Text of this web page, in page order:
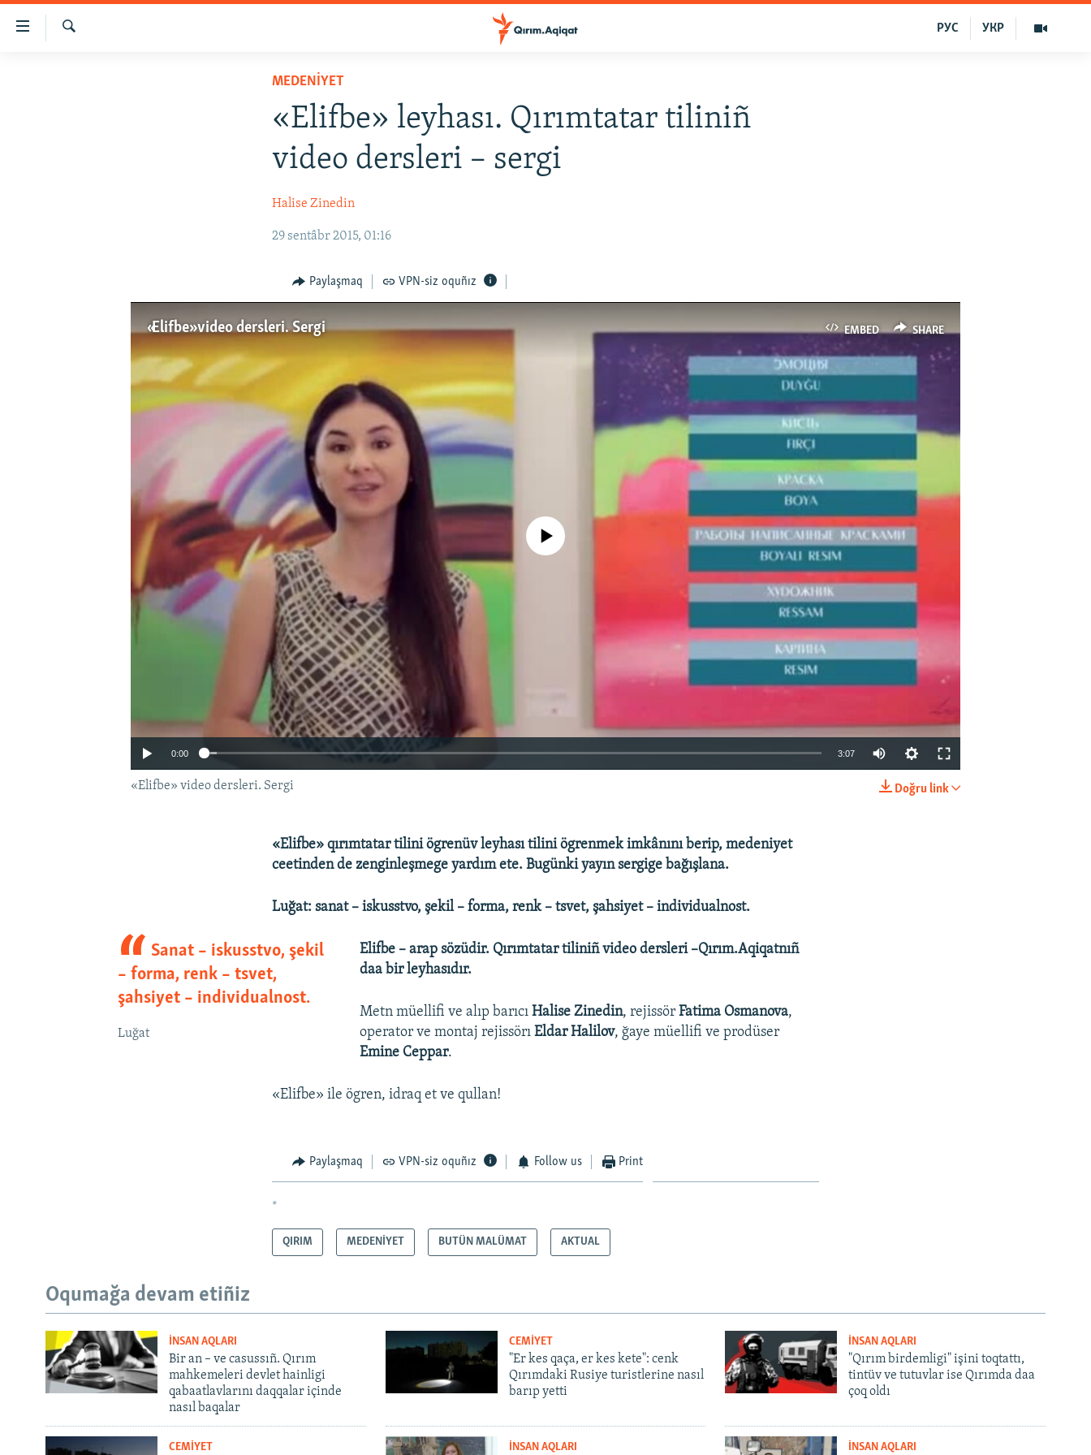
açıqlığı
УКР
РУС
MEDENİYET
«Elifbe» leyhası. Qırımtatar tiliniñ
video dersleri – sergi
Halise Zinedin
29 sentâbr 2015, 01:16
Paylaşmaq VPN-siz oquñız
EMBED SHARE
«Elifbe» video dersleri. Sergi
SHARE
No media source currently available
0:00 3:07
Doğru link
«Elifbe» video dersleri. Sergi
«Elifbe» qırımtatar tilini ögrenüv leyhası tilini ögrenmek imkânını berip, medeniyet
ceetinden de zenginleşmege yardım ete. Bugünki yayın sergige bağışlana.
Luğat: sanat – iskusstvo, şekil – forma, renk – tsvet, şahsiyet – individualnost.
Sanat – iskusstvo, şekil
– forma, renk – tsvet,
şahsiyet – individualnost.
Luğat
Elifbe – arap sözüdir. Qırımtatar tiliniñ video dersleri –Qırım.Aqiqatnıñ
daa bir leyhasıdır.
Metn müellifi ve alıp barıcı Halise Zinedin, rejissörFatima Osmanova,
operator ve montaj rejissörı Eldar Halilov, ğaye müellifi ve prodüser
Emine Ceppar.
«Elifbe» ile ögren, idraq et ve qullan!​
Paylaşmaq VPN-siz oquñız Follow us Print
*
QIRIM MEDENİYET BUTÜN MALÜMAT AKTUAL
Oqumağa devam etiñiz
İNSAN AQLARI
Bir an – ve casussıñ. Qırım
mahkemeleri devlet hainligi
qabaatlavlarını daqqalar içinde
nasıl baqalar
CEMİYET
"Er kes qaça, er kes kete": cenk
Qırımdaki Rusiye turistlerine nasıl
barıp yetti
İNSAN AQLARI
"Qırım birdemligi" işini toqtattı,
tintüv ve tutuvlar ise Qırımda daa
çoq oldı
CEMİYET İNSAN AQLARI İNSAN AQLARI